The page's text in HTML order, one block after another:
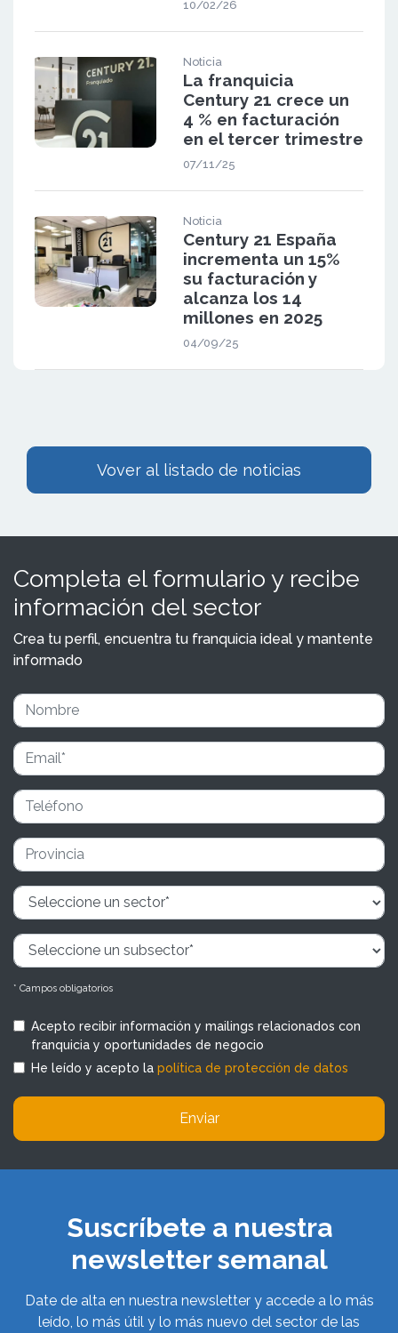
10/02/26
Noticia
La franquicia
Century 21 crece un
4 % en facturación
en el tercer trimestre
07/11/25
Noticia
Century 21 España
incrementa un 15%
su facturación y
alcanza los 14
millones en 2025
04/09/25
Vover al listado de noticias
Completa el formulario y recibe
información del sector
Crea tu perfil, encuentra tu franquicia ideal y mantente
informado
* Campos obligatorios
Acepto recibir información y mailings relacionados con
franquicia y oportunidades de negocio
He leído y acepto la política de protección de datos
Enviar
Suscríbete a nuestra
newsletter semanal
Date de alta en nuestra newsletter y accede a lo más
leído, lo más útil y lo más nuevo del sector de las